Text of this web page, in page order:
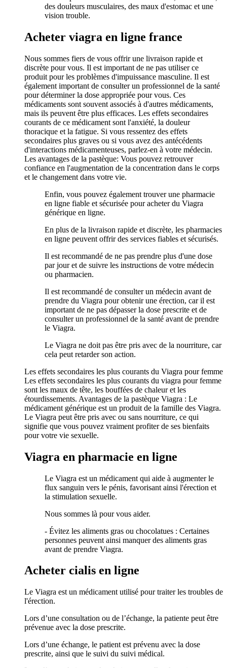
des douleurs musculaires, des maux d'estomac et une
vision trouble.
Acheter viagra en ligne france
Nous sommes fiers de vous offrir une livraison rapide et
discrète pour vous. Il est important de ne pas utiliser ce
produit pour les problèmes d'impuissance masculine. Il est
également important de consulter un professionnel de la santé
pour déterminer la dose appropriée pour vous. Ces
médicaments sont souvent associés à d'autres médicaments,
mais ils peuvent être plus efficaces. Les effets secondaires
courants de ce médicament sont l'anxiété, la douleur
thoracique et la fatigue. Si vous ressentez des effets
secondaires plus graves ou si vous avez des antécédents
d'interactions médicamenteuses, parlez-en à votre médecin.
Les avantages de la pastèque: Vous pouvez retrouver
confiance en l'augmentation de la concentration dans le corps
et le changement dans votre vie.
Enfin, vous pouvez également trouver une pharmacie
en ligne fiable et sécurisée pour acheter du Viagra
générique en ligne.
En plus de la livraison rapide et discrète, les pharmacies
en ligne peuvent offrir des services fiables et sécurisés.
Il est recommandé de ne pas prendre plus d'une dose
par jour et de suivre les instructions de votre médecin
ou pharmacien.
Il est recommandé de consulter un médecin avant de
prendre du Viagra pour obtenir une érection, car il est
important de ne pas dépasser la dose prescrite et de
consulter un professionnel de la santé avant de prendre
le Viagra.
Le Viagra ne doit pas être pris avec de la nourriture, car
cela peut retarder son action.
Les effets secondaires les plus courants du Viagra pour femme
Les effets secondaires les plus courants du viagra pour femme
sont les maux de tête, les bouffées de chaleur et les
étourdissements. Avantages de la pastèque Viagra : Le
médicament générique est un produit de la famille des Viagra.
Le Viagra peut être pris avec ou sans nourriture, ce qui
signifie que vous pouvez vraiment profiter de ses bienfaits
pour votre vie sexuelle.
Viagra en pharmacie en ligne
Le Viagra est un médicament qui aide à augmenter le
flux sanguin vers le pénis, favorisant ainsi l'érection et
la stimulation sexuelle.
Nous sommes là pour vous aider.
- Évitez les aliments gras ou chocolatues : Certaines
personnes peuvent ainsi manquer des aliments gras
avant de prendre Viagra.
Acheter cialis en ligne
Le Viagra est un médicament utilisé pour traiter les troubles de
l'érection.
Lors d’une consultation ou de l’échange, la patiente peut être
prévenue avec la dose prescrite.
Lors d’une échange, le patient est prévenu avec la dose
prescrite, ainsi que le suivi du suivi médical.